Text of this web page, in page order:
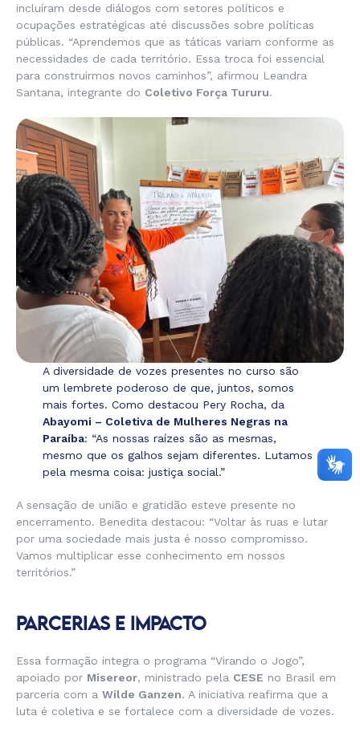
incluíram desde diálogos com setores políticos e
ocupações estratégicas até discussões sobre políticas
públicas. “Aprendemos que as táticas variam conforme as
necessidades de cada território. Essa troca foi essencial
para construirmos novos caminhos”, afirmou Leandra
Santana, integrante do Coletivo Força Tururu.
A diversidade de vozes presentes no curso são
um lembrete poderoso de que, juntos, somos
mais fortes. Como destacou Pery Rocha, da
Abayomi – Coletiva de Mulheres Negras na
Paraíba: “As nossas raízes são as mesmas,
mesmo que os galhos sejam diferentes. Lutamos
pela mesma coisa: justiça social.”
A sensação de união e gratidão esteve presente no
encerramento. Benedita destacou: “Voltar às ruas e lutar
por uma sociedade mais justa é nosso compromisso.
Vamos multiplicar esse conhecimento em nossos
territórios.”
PARCERIAS E IMPACTO
Essa formação integra o programa “Virando o Jogo”,
apoiado por Misereor, ministrado pela CESE no Brasil em
parceria com a Wilde Ganzen. A iniciativa reafirma que a
luta é coletiva e se fortalece com a diversidade de vozes.